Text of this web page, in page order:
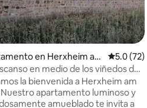
4.89 de 5, 36 reseñas
Netflix/Wifi
en Herxheim am
5.0 (72)
en medio de los viñedos del
la bienvenida a Herxheim am
apartamento luminoso y
amueblado te invita a